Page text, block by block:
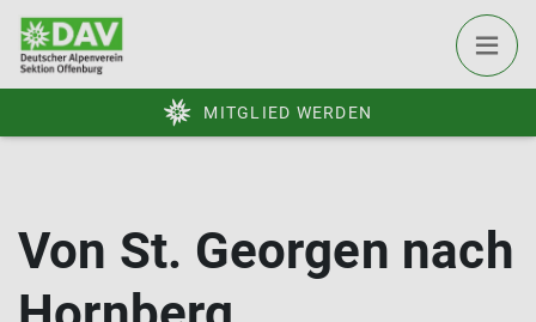
MITGLIED WERDEN
Von St. Georgen nach